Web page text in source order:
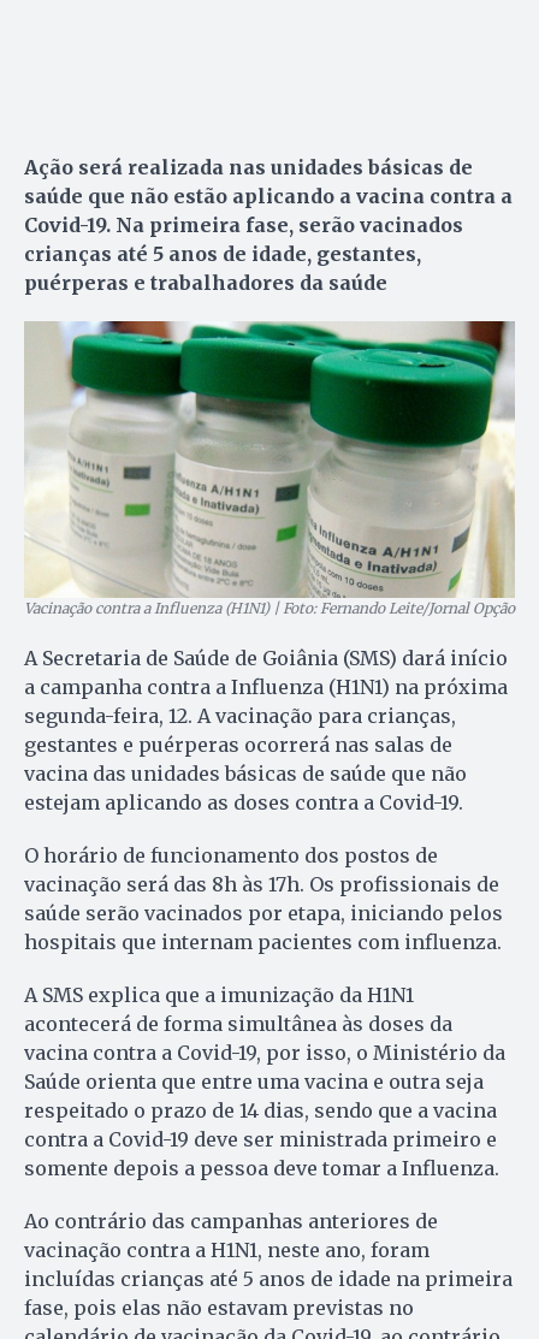
Ação será realizada nas unidades básicas de
saúde que não estão aplicando a vacina contra a
Covid-19. Na primeira fase, serão vacinados
crianças até 5 anos de idade, gestantes,
puérperas e trabalhadores da saúde
Vacinação contra a Influenza (H1N1) | Foto: Fernando Leite/Jornal Opção
A Secretaria de Saúde de Goiânia (SMS) dará início
a campanha contra a Influenza (H1N1) na próxima
segunda-feira, 12. A vacinação para crianças,
gestantes e puérperas ocorrerá nas salas de
vacina das unidades básicas de saúde que não
estejam aplicando as doses contra a Covid-19.
O horário de funcionamento dos postos de
vacinação será das 8h às 17h. Os profissionais de
saúde serão vacinados por etapa, iniciando pelos
hospitais que internam pacientes com influenza.
A SMS explica que a imunização da H1N1
acontecerá de forma simultânea às doses da
vacina contra a Covid-19, por isso, o Ministério da
Saúde orienta que entre uma vacina e outra seja
respeitado o prazo de 14 dias, sendo que a vacina
contra a Covid-19 deve ser ministrada primeiro e
somente depois a pessoa deve tomar a Influenza.
Ao contrário das campanhas anteriores de
vacinação contra a H1N1, neste ano, foram
incluídas crianças até 5 anos de idade na primeira
fase, pois elas não estavam previstas no